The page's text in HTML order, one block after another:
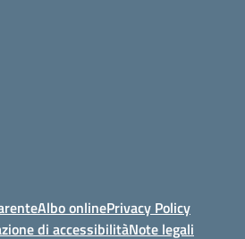
Albo onlinePrivacy Policy
di accessibilitàNote legali